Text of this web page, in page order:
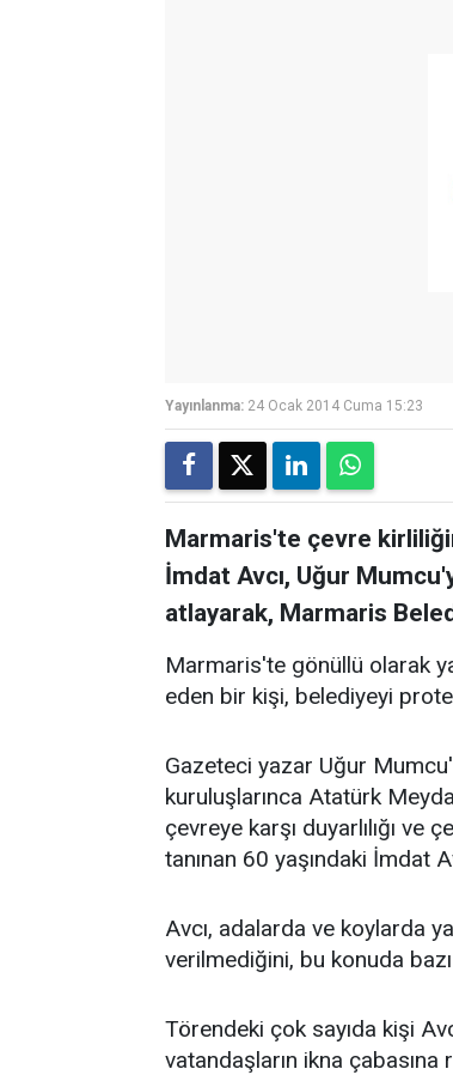
Yayınlanma: 24 Ocak 2014 Cuma 15:23
Marmaris'te çevre
İmdat Avcı, Uğur
atlayarak, Marmaris
Marmaris'te gönüllü olarak
eden bir kişi, belediyeyi
Gazeteci yazar Uğur
kuruluşlarınca Atatürk
çevreye karşı duyarlılığı ve
tanınan 60 yaşındaki İmdat
Avcı, adalarda ve koylarda
verilmediğini, bu konuda
Törendeki çok sayıda kişi
vatandaşların ikna